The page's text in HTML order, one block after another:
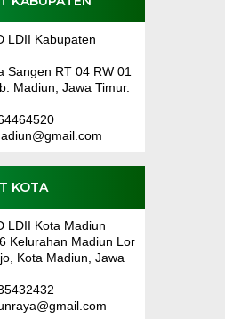
LDII Kabupaten
Sangen RT 04 RW 01
Madiun, Jawa Timur.
KOTA
LDII Kota Madiun
Kelurahan Madiun Lor
Kota Madiun, Jawa